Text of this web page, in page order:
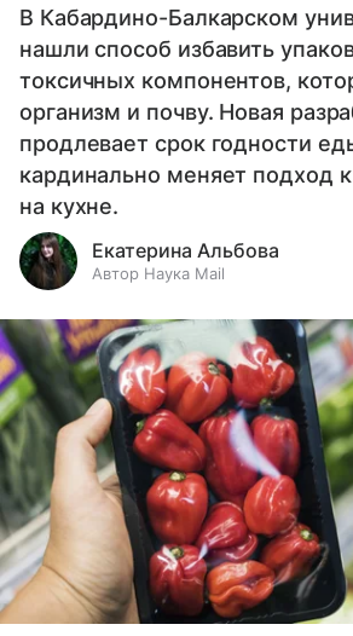
В Кабардино-Балкарском
нашли способ избавить
токсичных компонентов,
организм и почву. Новая
продлевает срок годности
кардинально меняет подход
на кухне.
Екатерина Альбова
Автор Наука Mail